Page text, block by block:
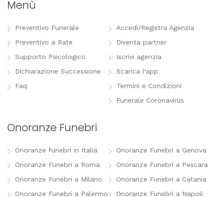
Menù
Preventivo Funerale
Preventivo a Rate
Supporto Psicologico
Dichiarazione Successione
Faq
Accedi/Registra Agenzia
Diventa partner
Iscrivi agenzia
Scarica l'app
Termini e Condizioni
Funerale Coronavirus
Onoranze Funebri
Onoranze funebri in Italia
Onoranze Funebri a Roma
Onoranze Funebri a Milano
Onoranze Funebri a Palermo
Onoranze Funebri a Genova
Onoranze Funebri a Pescara
Onoranze Funebri a Catania
Onoranze Funebri a Napoli